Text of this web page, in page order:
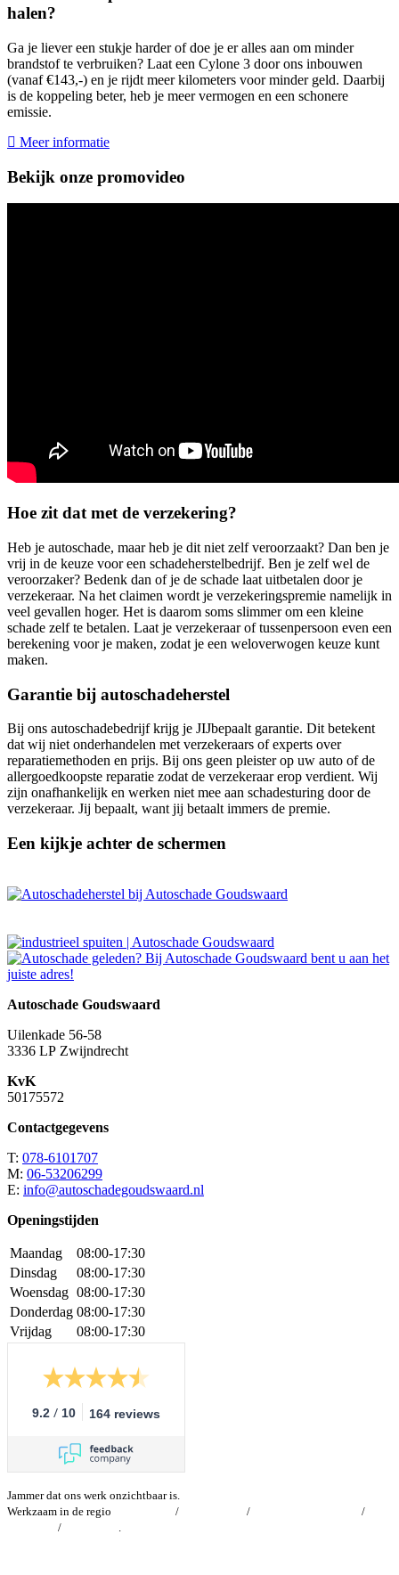
halen?
Ga je liever een stukje harder of doe je er alles aan om minder
brandstof te verbruiken? Laat een Cylone 3 door ons inbouwen
(vanaf €143,-) en je rijdt meer kilometers voor minder geld. Daarbij
is de koppeling beter, heb je meer vermogen en een schonere
emissie.
Meer informatie
Bekijk onze promovideo
Hoe zit dat met de verzekering?
Heb je autoschade, maar heb je dit niet zelf veroorzaakt? Dan ben je
vrij in de keuze voor een schadeherstelbedrijf. Ben je zelf wel de
veroorzaker? Bedenk dan of je de schade laat uitbetalen door je
verzekeraar. Na het claimen wordt je verzekeringspremie namelijk in
veel gevallen hoger. Het is daarom soms slimmer om een kleine
schade zelf te betalen. Laat je verzekeraar of tussenpersoon even een
berekening voor je maken, zodat je een weloverwogen keuze kunt
maken.
Garantie bij autoschadeherstel
Bij ons autoschadebedrijf krijg je JIJbepaalt garantie. Dit betekent
dat wij niet onderhandelen met verzekeraars of experts over
reparatiemethoden en prijs. Bij ons geen pleister op uw auto of de
allergoedkoopste reparatie zodat de verzekeraar erop verdient. Wij
zijn onafhankelijk en werken niet mee aan schadesturing door de
verzekeraar. Jij bepaalt, want jij betaalt immers de premie.
Een kijkje achter de schermen
Autoschade Goudswaard
Uilenkade 56-58
3336 LP Zwijndrecht
KvK
50175572
Contactgegevens
T: 078-6101707
M: 06-53206299
E: info@autoschadegoudswaard.nl
Openingstijden
Maandag
08:00-17:30
Dinsdag
08:00-17:30
Woensdag 08:00-17:30
Donderdag 08:00-17:30
Vrijdag
08:00-17:30
9.2 / 10 164 reviews
Jammer dat ons werk onzichtbaar is.
Werkzaam in de regio
/ /
/
/